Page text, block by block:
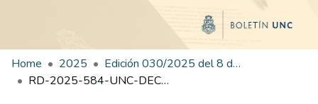
Home 2025
Edición 030/2025 del 8 de agosto de 2025
RD-2025-584-UNC-DEC#FCC